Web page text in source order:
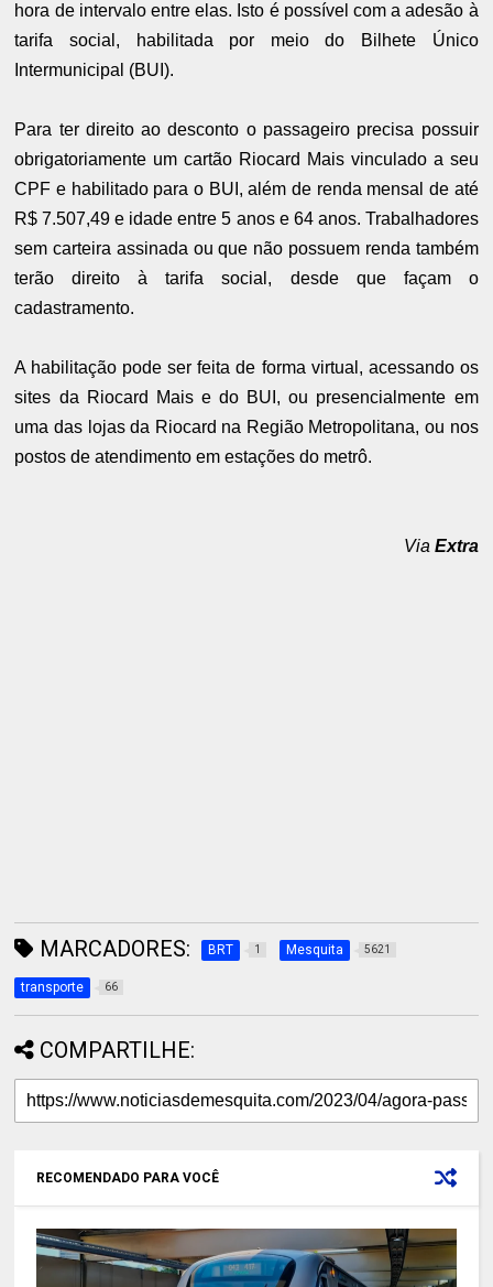
hora de intervalo entre elas. Isto é possível com a adesão à
tarifa social, habilitada por meio do Bilhete Único
Intermunicipal (BUI).
Para ter direito ao desconto o passageiro precisa possuir
obrigatoriamente um cartão Riocard Mais vinculado a seu
CPF e habilitado para o BUI, além de renda mensal de até
R$ 7.507,49 e idade entre 5 anos e 64 anos. Trabalhadores
sem carteira assinada ou que não possuem renda também
terão direito à tarifa social, desde que façam o
cadastramento.
A habilitação pode ser feita de forma virtual, acessando os
sites da Riocard Mais e do BUI, ou presencialmente em
uma das lojas da Riocard na Região Metropolitana, ou nos
postos de atendimento em estações do metrô.
Via Extra
MARCADORES: BRT 1 Mesquita 5621
transporte 66
COMPARTILHE:
RECOMENDADO PARA VOCÊ